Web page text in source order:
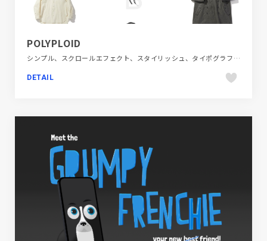
POLYPLOID
シンプル、スクロールエフェクト、スタイリッシュ、タイポグラフィー、ファッション・ビューティー、フラットデザイン、ブランド・サービスサイト、ホワイト系、海外サイト
DETAIL